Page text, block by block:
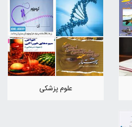
علوم پزشکی